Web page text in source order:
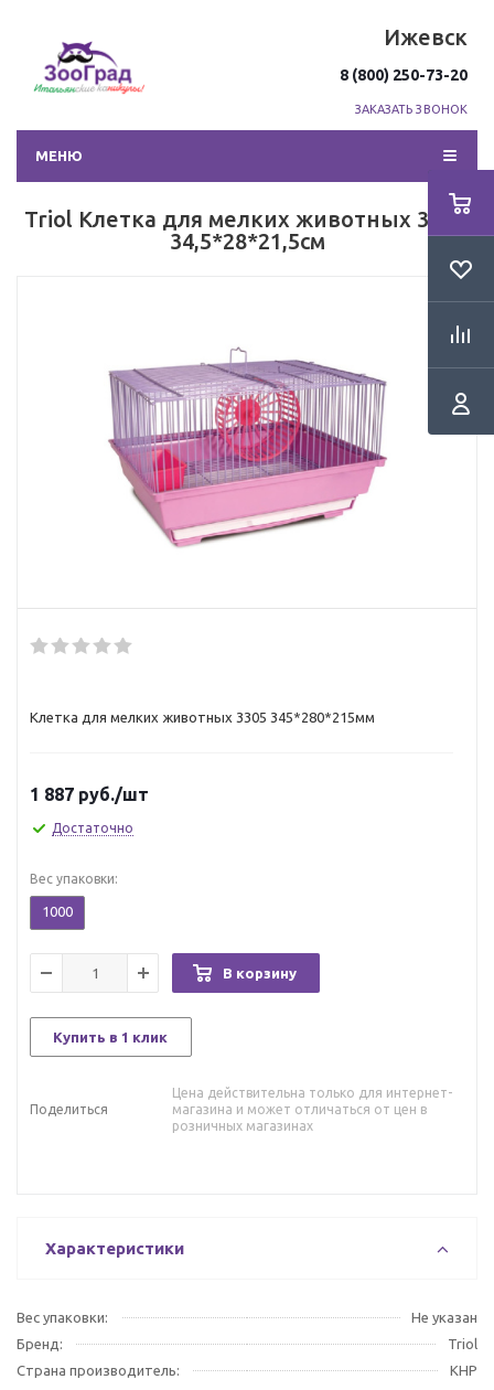
Ижевск
8 (800) 250-73-20
ЗАКАЗАТЬ ЗВОНОК
МЕНЮ
Triol Клетка для мелких животных 3305,
34,5*28*21,5см
Клетка для мелких животных 3305 345*280*215мм
1 887 руб./шт
Достаточно
Вес упаковки:
1000
В корзину
Купить в 1 клик
Поделиться
Цена действительна только для интернет-
магазина и может отличаться от цен в
розничных магазинах
Характеристики
Вес упаковки:
Не указан
Бренд:
Triol
Страна производитель:
КНР